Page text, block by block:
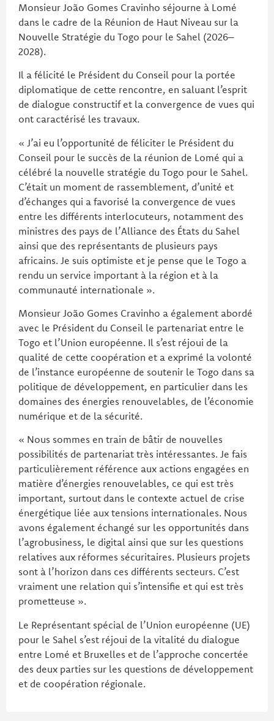
Monsieur João Gomes Cravinho séjourne à Lomé
dans le cadre de la Réunion de Haut Niveau sur la
Nouvelle Stratégie du Togo pour le Sahel (2026–
2028).
Il a félicité le Président du Conseil pour la portée
diplomatique de cette rencontre, en saluant l’esprit
de dialogue constructif et la convergence de vues qui
ont caractérisé les travaux.
« J’ai eu l’opportunité de féliciter le Président du
Conseil pour le succès de la réunion de Lomé qui a
célébré la nouvelle stratégie du Togo pour le Sahel.
C’était un moment de rassemblement, d’unité et
d’échanges qui a favorisé la convergence de vues
entre les différents interlocuteurs, notamment des
ministres des pays de l’Alliance des États du Sahel
ainsi que des représentants de plusieurs pays
africains. Je suis optimiste et je pense que le Togo a
rendu un service important à la région et à la
communauté internationale ».
Monsieur João Gomes Cravinho a également abordé
avec le Président du Conseil le partenariat entre le
Togo et l’Union européenne. Il s’est réjoui de la
qualité de cette coopération et a exprimé la volonté
de l’instance européenne de soutenir le Togo dans sa
politique de développement, en particulier dans les
domaines des énergies renouvelables, de l’économie
numérique et de la sécurité.
« Nous sommes en train de bâtir de nouvelles
possibilités de partenariat très intéressantes. Je fais
particulièrement référence aux actions engagées en
matière d’énergies renouvelables, ce qui est très
important, surtout dans le contexte actuel de crise
énergétique liée aux tensions internationales. Nous
avons également échangé sur les opportunités dans
l’agrobusiness, le digital ainsi que sur les questions
relatives aux réformes sécuritaires. Plusieurs projets
sont à l’horizon dans ces différents secteurs. C’est
vraiment une relation qui s’intensifie et qui est très
prometteuse ».
Le Représentant spécial de l’Union européenne (UE)
pour le Sahel s’est réjoui de la vitalité du dialogue
entre Lomé et Bruxelles et de l’approche concertée
des deux parties sur les questions de développement
et de coopération régionale.